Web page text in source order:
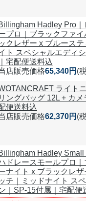
Hadley Pro
プロ｜ブラックファ
クレザー x ブルース
ト スペシャルエディ
｜宅配便送料込
店販売価格65,340円 (
ライト
リングバッグ 12L + カ
便送料込
店販売価格62,370円 (
Hadley Small
ドレースモールプロ
ナイト x ブラックレ
チ｜ミッドナイト ス
｜SP-15付属｜宅配便